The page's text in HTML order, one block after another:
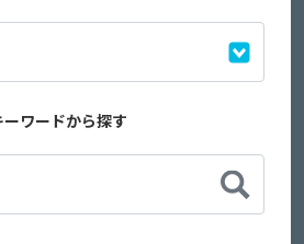
ーワードから探す